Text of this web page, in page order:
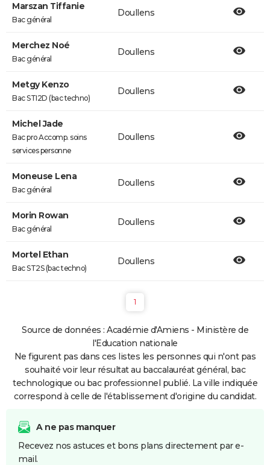
Marszan Tiffanie
Bac général
Doullens
Merchez Noé
Bac général
Doullens
Metgy Kenzo
Bac STI2D (bac techno)
Doullens
Michel Jade
Bac pro Accomp. soins
services personne
Doullens
Moneuse Lena
Bac général
Doullens
Morin Rowan
Bac général
Doullens
Mortel Ethan
Bac ST2S (bac techno)
Doullens
1
Source de données : Académie d'Amiens - Ministère de
l'Education nationale
Ne figurent pas dans ces listes les personnes qui n'ont pas
souhaité voir leur résultat au baccalauréat général, bac
technologique ou bac professionnel publié. La ville indiquée
correspond à celle de l'établissement d'origine du candidat.
A ne pas manquer
Recevez nos astuces et bons plans directement par e-
mail.